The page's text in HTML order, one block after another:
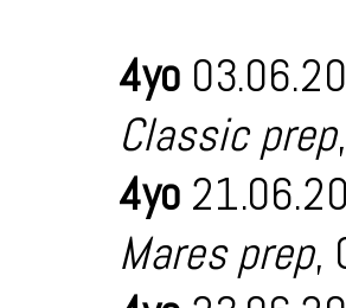
4yo
Classic prep
4yo
Mares prep,